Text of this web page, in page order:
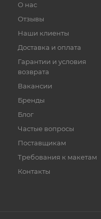
О нас
Отзывы
Наши клиенты
Доставка и оплата
Гарантии и условия
возврата
Вакансии
Бренды
Блог
Частые вопросы
Поставщикам
Требования к макетам
Контакты